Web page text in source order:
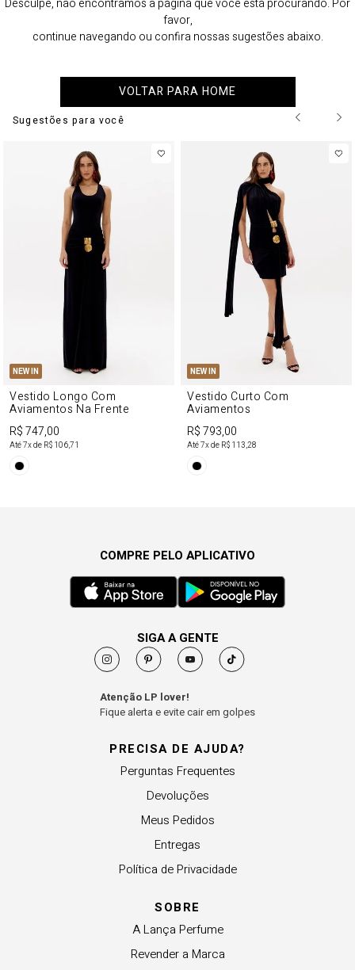
Desculpe, não encontramos a página que você está procurando. Por
favor,
continue navegando ou confira nossas sugestões abaixo.
VOLTAR PARA HOME
Sugestões para você
NEW IN
Vestido Longo Com
Aviamentos Na Frente
R$ 747,00
Até7x de R$ 106,71
NEW IN
Vestido Curto Com
Aviamentos
R$ 793,00
Até7x de R$ 113,28
PRECISA DE AJUDA?
Perguntas Frequentes
Devoluções
Meus Pedidos
Entregas
Política de Privacidade
SOBRE
A Lança Perfume
Revender a Marca
COMPRE PELO APLICATIVO
SIGA A GENTE
Atenção LP lover!
Fique alerta e evite cair em golpes